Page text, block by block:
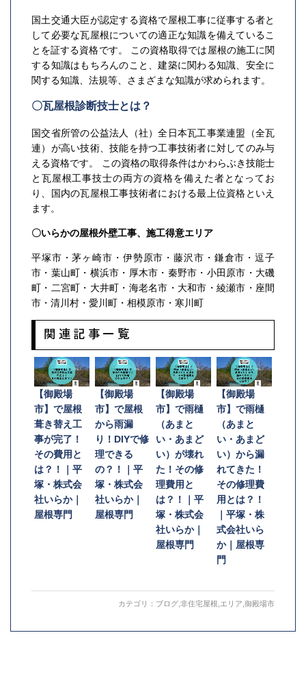
国土交通大臣が認定する資格で屋根工事に従事する者と
して必要な瓦屋根についての適正な知識を備えているこ
とを証する資格です。 この資格取得では屋根の施工に関
する知識はもちろんのこと、建築に関わる知識、安全に
関する知識、法規等、さまざまな知識が求められます。
〇瓦屋根診断技士とは？
国交省所管の公益法人（社）全日本瓦工事業連盟（全瓦
連）が高い技術、技能を持つ工事技術者に対してのみ与
える資格です。 この資格の取得条件はかわらぶき技能士
と瓦屋根工事技士の両方の資格を備えた者となってお
り、国内の瓦屋根工事技術者における最上位資格といえ
ます。
〇いらかの屋根外壁工事、施工得意エリア
平塚市・茅ヶ崎市・伊勢原市・藤沢市・鎌倉市・逗子
市・葉山町・横浜市・厚木市・秦野市・小田原市・大磯
町・二宮町・大井町・海老名市・大和市・綾瀬市・座間
市・清川村・愛川町・相模原市・寒川町
関連記事一覧
【御殿場
市】で屋根
葺き替え工
事が完了！
その費用と
は？！｜平
塚・株式会
社いらか｜
屋根専門
【御殿場
市】で屋根
から雨漏
り！DIYで修
理できる
の？！｜平
塚・株式会
社いらか｜
屋根専門
【御殿場
市】で雨樋
（あまと
い・あまど
い）が壊れ
た！その修
理費用と
は？！｜平
塚・株式会
社いらか｜
屋根専門
【御殿場
市】で雨樋
（あまと
い・あまど
い）から漏
れてきた！
その修理費
用とは？！
｜平塚・株
式会社いら
か｜屋根専
門
カテゴリ： ブログ 非住宅屋根 エリア 御殿場市